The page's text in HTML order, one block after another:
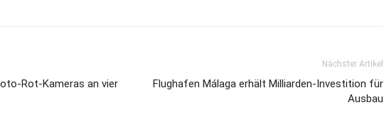
Rot-Kameras an vier
Nächster Artikel
Flughafen Málaga erhält Milliarden-Investition für
Ausbau